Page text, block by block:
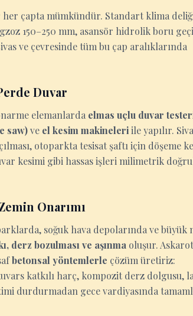
her çapta mümkündür. Standart klima deliği
150–250 mm, asansör hidrolik boru
ve çevresinde tüm bu çap aralıklarında
Duvar
elemanlarda elmas uçlu duvar
saw)ve el kesim makineleriile yapılır.
otoparkta tesisat şaftı için döşeme
kesimi gibi hassas işleri milimetrik
Onarımı
soğuk hava depolarında ve büyük
derz bozulması ve aşınma oluşur.
betonsal yöntemlerle çözüm üretiriz:
katkılı harç, kompozit derz dolgusu,
durdurmadan gece vardiyasında